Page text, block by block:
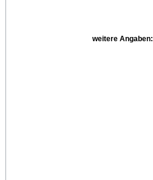
weitere Angaben: